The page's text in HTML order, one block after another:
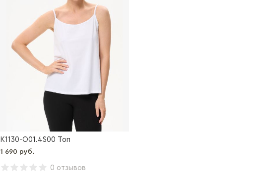
K1130-O01.4S00 Топ
1 690 руб.
0 отзывов